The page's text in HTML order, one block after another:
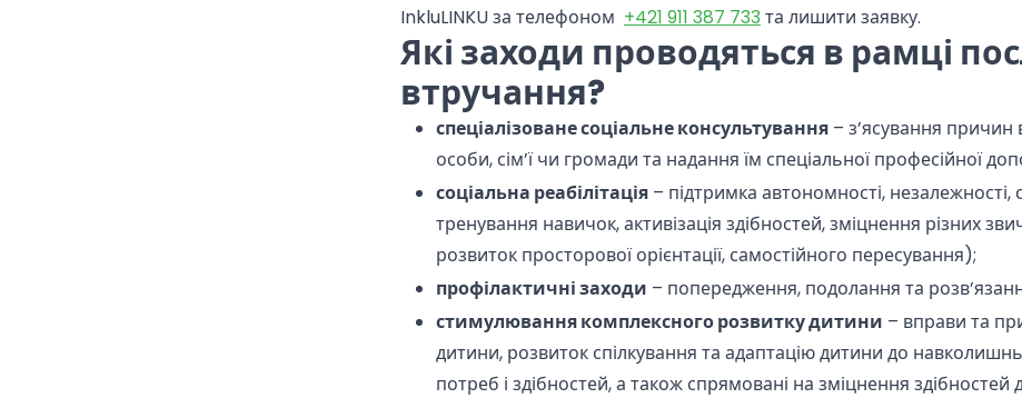
InkluLINKU за телефоном +421 911 387 733 та лишити заявку.
Які заходи проводяться в рамці
втручання?
спеціалізованесоціальнеконсультування – з’ясування
особи, сім’ї чи громади та надання їм спеціальної професійної
соціальна реабілітація – підтримка автономності,
тренування навичок, активізація здібностей, зміцнення різних
розвиток просторової орієнтації, самостійного пересування);
профілактичнізаходи – попередження, подолання та
стимулюваннякомплексногорозвиткудитини – вправи та
дитини, розвиток спілкування та адаптацію дитини до
потреб і здібностей, а також спрямовані на зміцнення здібностей